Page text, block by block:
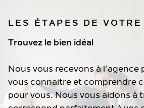
LES ÉTAPES DE VOTRE
Trouvez le bien idéal
Nous vous recevons à l’agence
vous connaitre et comprendre
pour vous. Nous vous aidons à